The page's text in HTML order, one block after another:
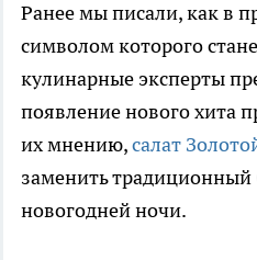
Ранее мы писали, как в
символом которого
кулинарные эксперты
появление нового хита
их мнению,салат
заменить традиционный
новогодней ночи.